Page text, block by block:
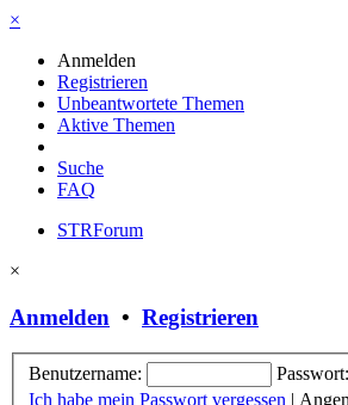
×
Anmelden
Registrieren
Unbeantwortete Themen
Aktive Themen
Suche
FAQ
STRForum
×
Anmelden • Registrieren
Benutzername:
Passwort:
Ich habe mein Passwort vergessen |